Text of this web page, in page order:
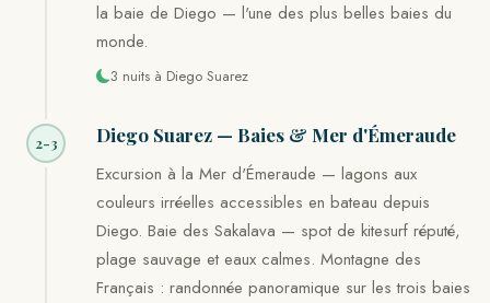
la baie de Diego — l'une des plus belles baies du
monde.
3 nuits à Diego Suarez
2-3
Diego Suarez — Baies & Mer d'Émeraude
Excursion à la Mer d'Émeraude — lagons aux
couleurs irréelles accessibles en bateau depuis
Diego. Baie des Sakalava — spot de kitesurf réputé,
plage sauvage et eaux calmes. Montagne des
Français : randonnée panoramique sur les trois baies